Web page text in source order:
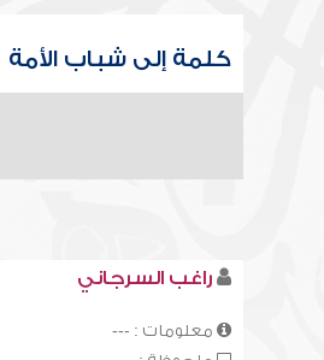
كلمة إلى شباب الأمة
راغب السرجاني
معلومات : ---